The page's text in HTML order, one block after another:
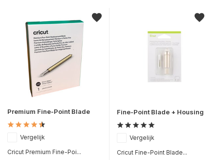
Premium Fine-Point Blade
Vergelijk
Cricut Premium Fine-Poi...
Fine-Point Blade + Housing
Vergelijk
Cricut Fine-Point Blade...